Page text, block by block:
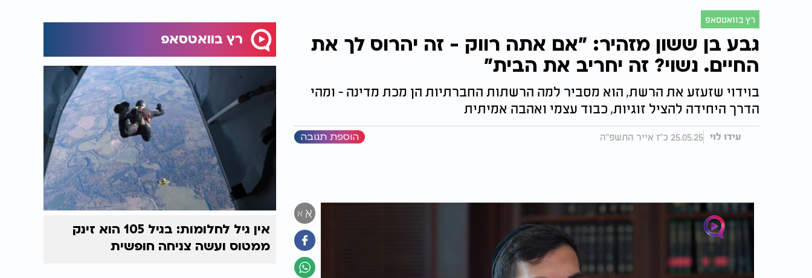
רץ בוואטסאפ
גבע בן ששון מזהיר: "אם אתה רווק - זה יהרוס לך את
החיים. נשוי? זה יחריב את הבית"
בוידוי שזעזע את הרשת, הוא מסביר למה הרשתות החברתיות הן מכת מדינה - ומהי
הדרך היחידה להציל זוגיות, כבוד עצמי ואהבה אמיתית
עידו לוי 25.05.25 כ"ז אייר התשפ"ה הוספת תגובה
א א
רץ בוואטסאפ
אין גיל לחלומות: בגיל 105 הוא זינק
ממטוס ועשה צניחה חופשית